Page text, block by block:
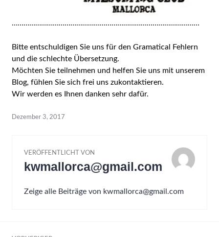
……………………………………………………………………………………
Bitte entschuldigen Sie uns für den Gramatical Fehlern
und die schlechte Übersetzung.
Möchten Sie teilnehmen und helfen Sie uns mit unserem
Blog, fühlen Sie sich frei uns zukontaktieren.
Wir werden es Ihnen danken sehr dafür.
Dezember 3, 2017
VERÖFFENTLICHT VON
kwmallorca@gmail.com
Zeige alle Beiträge von kwmallorca@gmail.com